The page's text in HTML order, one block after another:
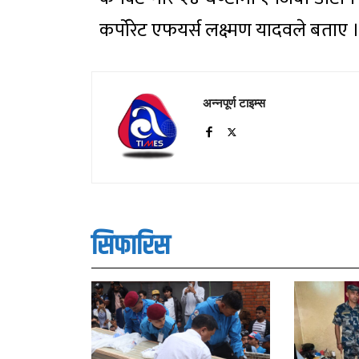
कर्पोरेट एफयर्स लक्ष्मण यादवले बताए ।
अन्नपूर्ण टाइम्स
सिफारिस